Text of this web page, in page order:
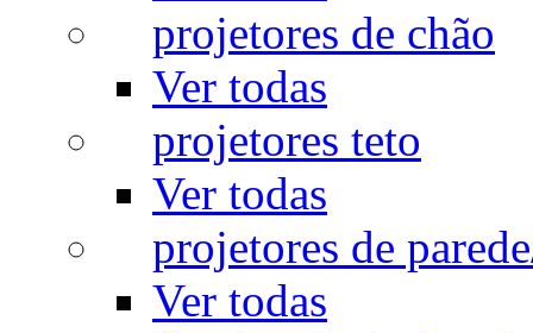
projetores de chão
Ver todas
projetores teto
Ver todas
projetores de
Ver todas